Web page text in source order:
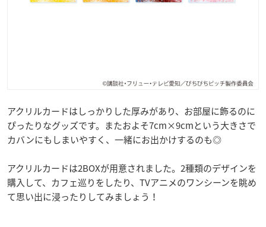
アクリルカードはしっかりした厚みがあり、お部屋に飾るのに
ぴったりなグッズです。またおよそ7cm×9cmという大きさで
カバンにもしまいやすく、一緒にお出かけするのも◎
アクリルカードは2BOXが用意されました。2種類のデザインを
購入して、カフェ巡りをしたり、TVアニメのワンシーンを眺め
て思い出に浸ったりしてみましょう！